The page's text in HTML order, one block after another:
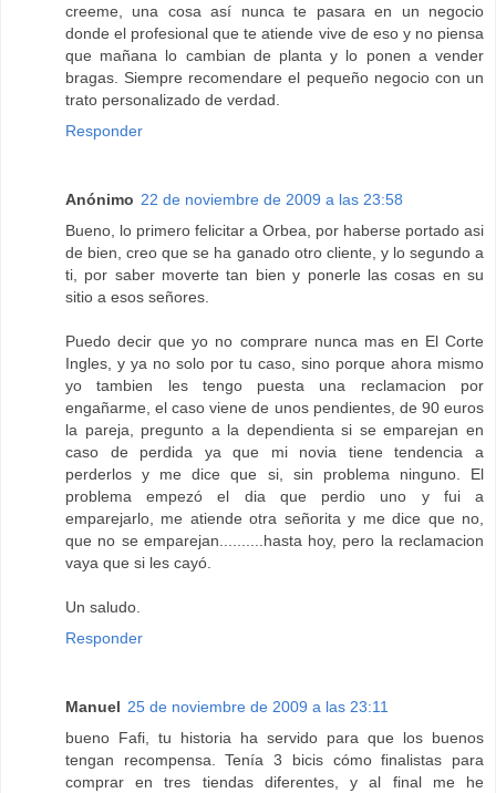
creeme, una cosa así nunca te pasara en un negocio
donde el profesional que te atiende vive de eso y no piensa
que mañana lo cambian de planta y lo ponen a vender
bragas. Siempre recomendare el pequeño negocio con un
trato personalizado de verdad.
Responder
Anónimo 22 de noviembre de 2009 a las 23:58
Bueno, lo primero felicitar a Orbea, por haberse portado asi
de bien, creo que se ha ganado otro cliente, y lo segundo a
ti, por saber moverte tan bien y ponerle las cosas en su
sitio a esos señores.
Puedo decir que yo no comprare nunca mas en El Corte
Ingles, y ya no solo por tu caso, sino porque ahora mismo
yo tambien les tengo puesta una reclamacion por
engañarme, el caso viene de unos pendientes, de 90 euros
la pareja, pregunto a la dependienta si se emparejan en
caso de perdida ya que mi novia tiene tendencia a
perderlos y me dice que si, sin problema ninguno. El
problema empezó el dia que perdio uno y fui a
emparejarlo, me atiende otra señorita y me dice que no,
que no se emparejan..........hasta hoy, pero la reclamacion
vaya que si les cayó.
Un saludo.
Responder
Manuel 25 de noviembre de 2009 a las 23:11
bueno Fafi, tu historia ha servido para que los buenos
tengan recompensa. Tenía 3 bicis cómo finalistas para
comprar en tres tiendas diferentes, y al final me he